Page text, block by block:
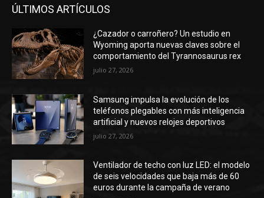
ÚLTIMOS ARTÍCULOS
¿Cazador o carroñero? Un estudio en
Wyoming aporta nuevas claves sobre el
comportamiento del Tyrannosaurus rex
julio 27, 2026
Samsung impulsa la evolución de los
teléfonos plegables con más inteligencia
artificial y nuevos relojes deportivos
julio 27, 2026
Ventilador de techo con luz LED: el modelo
de seis velocidades que baja más de 60
euros durante la campaña de verano